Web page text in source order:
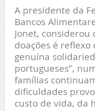
A presidente da
Bancos
Jonet, considerou
doações é reflexo
genuína
portugueses”,
famílias
dificuldades
custo de vida, da